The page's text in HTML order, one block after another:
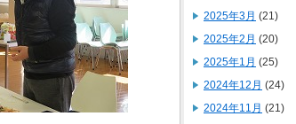
2025年3月 (21)
2025年2月 (20)
2025年1月 (25)
2024年12月 (24)
2024年11月 (21)